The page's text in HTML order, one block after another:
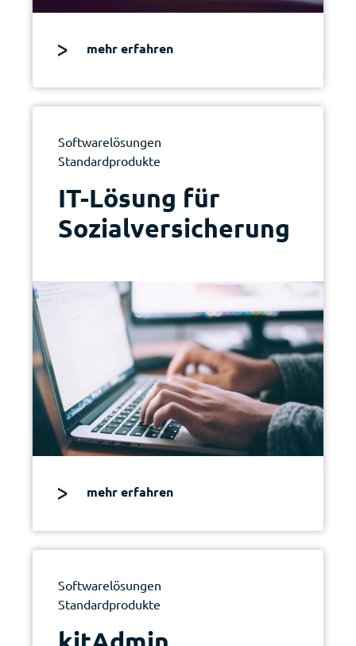
mehr erfahren
Softwarelösungen
|
Standardprodukte
IT-Lösung für
Sozial­versicherung
mehr erfahren
Softwarelösungen
|
Standardprodukte